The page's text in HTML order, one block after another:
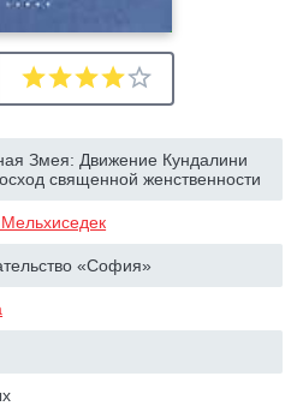
Змея: Движение Кундалини
священной женственности
«София»